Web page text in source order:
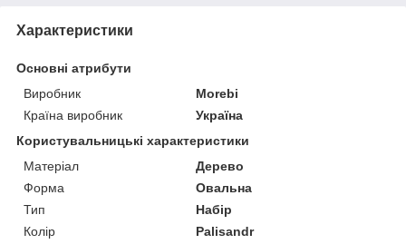
Характеристики
Основні атрибути
Виробник
Morebi
Країна виробник
Україна
Користувальницькі характеристики
Матеріал
Дерево
Форма
Овальна
Тип
Набір
Колір
Palisandr